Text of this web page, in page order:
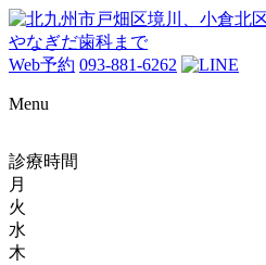
Web予約 093-881-6262
Menu
診療時間
月
火
水
木